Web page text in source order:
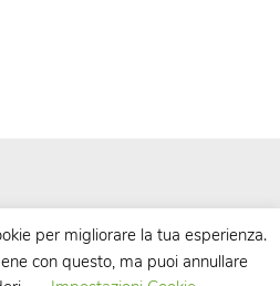
per migliorare la tua esperienza.
con questo, ma puoi annullare